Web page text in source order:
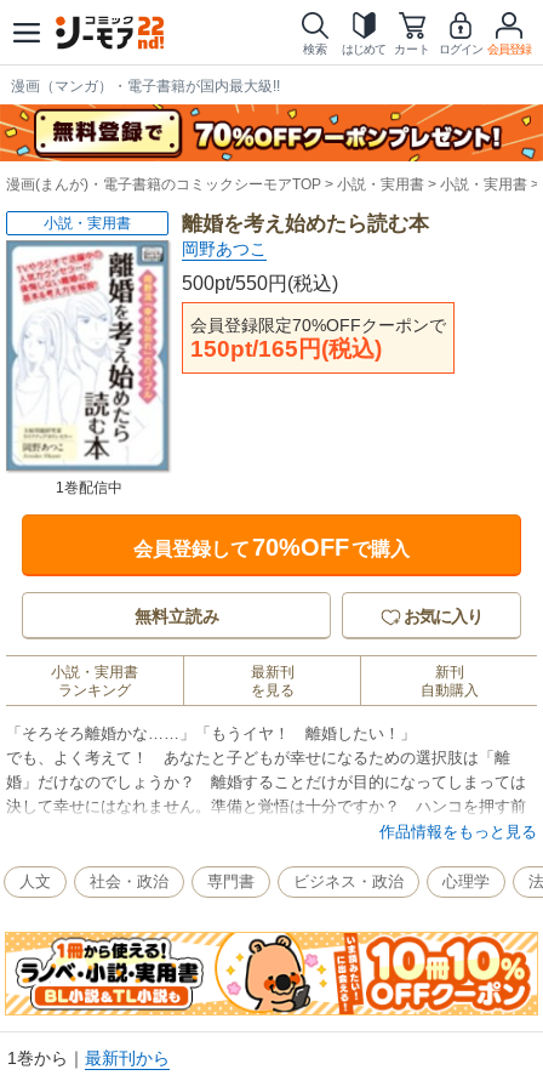
検索 はじめて カート ログイン 会員登録
漫画（マンガ）・電子書籍が国内最大級!!
漫画(まんが)・電子書籍のコミックシーモアTOP 小説・実用書 小説・実用書
離婚を考え始めたら読む本
岡野あつこ
500pt/550円(税込)
会員登録限定70%OFFクーポンで
150pt/165円(税込)
小説・実用書
1巻配信中
会員登録して70%OFFで購入
無料立読み お気に入り
小説・実用書
ランキング
最新刊
を見る
新刊
自動購入
「そろそろ離婚かな……」「もうイヤ！ 離婚したい！」
でも、よく考えて！ あなたと子どもが幸せになるための選択肢は「離
婚」だけなのでしょうか？ 離婚することだけが目的になってしまっては
決して幸せにはなれません。準備と覚悟は十分ですか？ ハンコを押す前
にやるべきこと、考えることが実はたくさんあるのです。
金のこと、子どもの親権や戸籍のこと、弁護士さんの頼み方、離婚後の生
活シミュレーション、夫婦関係の修復・やり直しのためのとっておきの方
法などなど、約20年にわたって２万５０００組以上の離婚相談・男女問題
解決にあたってきた著者が、豊富な知識と経験を交えて解説！
「離婚」の二文字が頭に浮かんだとき、早まる前に読んでおきたい離婚の
基本。
【目次】
作品情報をもっと見る
人文 社会・政治 専門書 ビジネス・政治 心理学
1巻から ｜ 最新刊から